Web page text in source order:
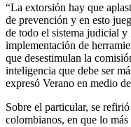
“La extorsión hay que
de prevención y en esto
de todo el sistema judicial y
implementación de
que desestimulan la
inteligencia que debe ser
expresó Verano en medio
Sobre el particular, se
colombianos, en que lo